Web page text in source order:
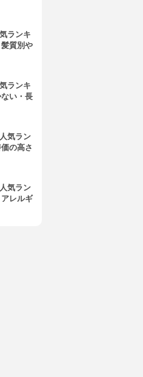
ジェニフィック アルティメ セ
ランキ
質別や
ランキ
い・長
気ラン
の高さ
気ラン
レルギ